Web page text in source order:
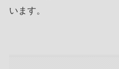
います。